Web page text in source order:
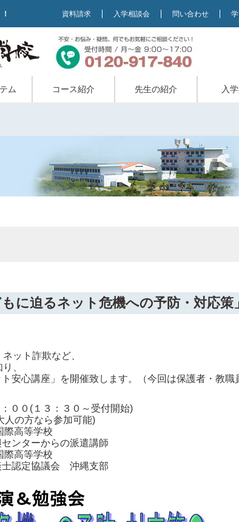
資料請求 入学相談会 問い合わせ
ム コース紹介 先生の紹介 入
もに迫るネット危機への予防・対応
ット詐欺など、
、
安心講座」を開催致します。（今回は保護者・教職
００(１３：３０～受付開始)
人の方なら参加可能)
際高等学校
ンターからの派遣講師
際高等学校
士認定協議会 沖縄支部